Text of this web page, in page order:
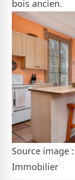
bois ancien.
Source image
Immobilier